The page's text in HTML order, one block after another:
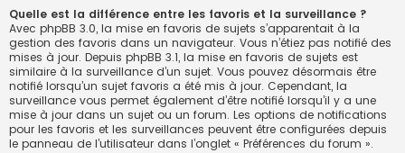
Quelle est la différence entre les favoris et la surveillance ?
Avec phpBB 3.0, la mise en favoris de sujets s’apparentait à la
gestion des favoris dans un navigateur. Vous n’étiez pas notifié des
mises à jour. Depuis phpBB 3.1, la mise en favoris de sujets est
similaire à la surveillance d’un sujet. Vous pouvez désormais être
notifié lorsqu’un sujet favoris a été mis à jour. Cependant, la
surveillance vous permet également d’être notifié lorsqu’il y a une
mise à jour dans un sujet ou un forum. Les options de notifications
pour les favoris et les surveillances peuvent être configurées depuis
le panneau de l’utilisateur dans l’onglet « Préférences du forum ».